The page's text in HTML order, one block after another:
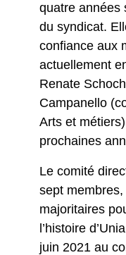
quatre années
du syndicat.
confiance aux
actuellement
Renate
Campanello
Arts et
prochaines
Le comité
sept
majoritaires
l’histoire
juin 2021 au